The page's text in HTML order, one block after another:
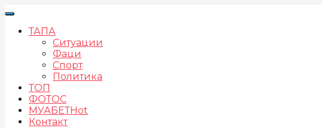
ТАПА
Ситуации
Фаци
Спорт
Политика
ТОП
ФОТОС
МУАБЕТHot
Контакт